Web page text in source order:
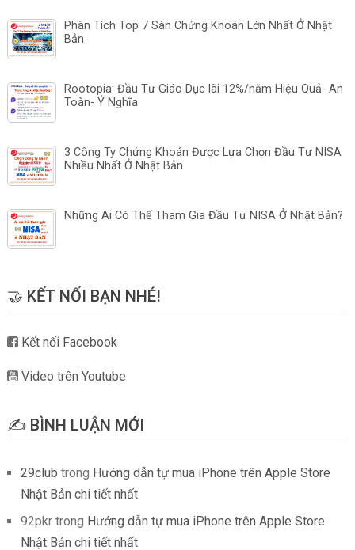
Phân Tích Top 7 Sàn Chứng Khoán Lớn Nhất Ở Nhật
Bản
Rootopia: Đầu Tư Giáo Dục lãi 12%/năm Hiệu Quả- An
Toàn- Ý Nghĩa
3 Công Ty Chứng Khoán Được Lựa Chọn Đầu Tư NISA
Nhiều Nhất Ở Nhật Bản
Những Ai Có Thể Tham Gia Đầu Tư NISA Ở Nhật Bản?
🤝 KẾT NỐI BẠN NHÉ!
Kết nối Facebook
Video trên Youtube
✍️ BÌNH LUẬN MỚI
29club trong Hướng dẫn tự mua iPhone trên Apple Store
Nhật Bản chi tiết nhất
92pkrtrong Hướng dẫn tự mua iPhone trên Apple Store
Nhật Bản chi tiết nhất